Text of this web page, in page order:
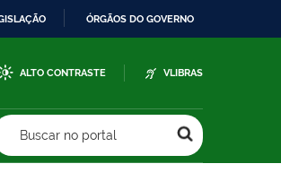
ÓRGÃOS DO GOVERNO
ALTO CONTRASTE VLIBRAS
Buscar no portal